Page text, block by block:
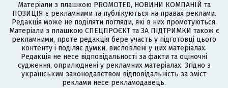
Матеріали з плашкою PROMOTED, НОВИНИ КОМПАНІЙ та
ПОЗИЦІЯ є рекламними та публікуються на правах реклами.
Редакція може не поділяти погляди, які в них промотуються.
Матеріали з плашкою СПЕЦПРОЄКТ та ЗА ПІДТРИМКИ також є
рекламними, проте редакція бере участь у підготовці цього
контенту і поділяє думки, висловлені у цих матеріалах.
Редакція не несе відповідальності за факти та оціночні
судження, оприлюднені у рекламних матеріалах. Згідно з
українським законодавством відповідальність за зміст
реклами несе рекламодавець.